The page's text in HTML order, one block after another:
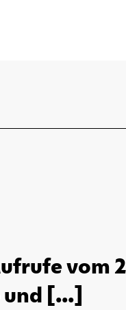
vom
und [...]